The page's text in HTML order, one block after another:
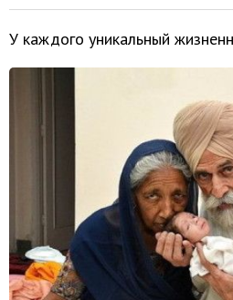
У каждого уникальный